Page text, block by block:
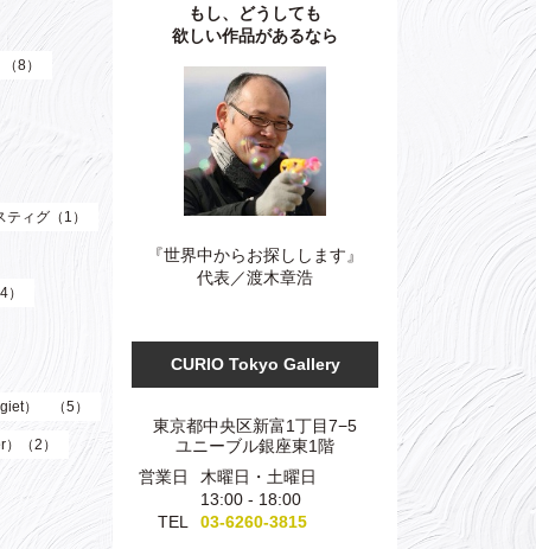
8）
ィグ（1）
） （5）
（2）
もし、どうしても
欲しい作品があるなら
『世界中からお探しします』
代表／渡木章浩
CURIO Tokyo Gallery
東京都中央区新富1丁目7−5
ユニーブル銀座東1階
営業日
木曜日・土曜日
13:00 - 18:00
TEL
03-6260-3815